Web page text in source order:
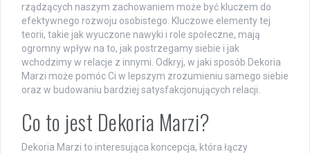
rządzących naszym zachowaniem może być kluczem do
efektywnego rozwoju osobistego. Kluczowe elementy tej
teorii, takie jak wyuczone nawyki i role społeczne, mają
ogromny wpływ na to, jak postrzegamy siebie i jak
wchodzimy w relacje z innymi. Odkryj, w jaki sposób Dekoria
Marzi może pomóc Ci w lepszym zrozumieniu samego siebie
oraz w budowaniu bardziej satysfakcjonujących relacji.
Co to jest Dekoria Marzi?
Dekoria Marzi to interesująca koncepcja, która łączy